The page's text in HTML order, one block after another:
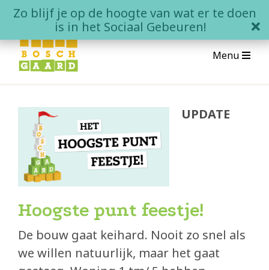
SkipZo blijf je op de hoogte van wat er te doen
is in het Sociaal Gebeuren!
Menu
Wat is Boschgaard?
Wonen in Boschgaard
Contact
Het Sociale Gebeuren
Agenda
UPDATE
Hoogste punt feestje!
De bouw gaat keihard. Nooit zo snel als
we willen natuurlijk, maar het gaat